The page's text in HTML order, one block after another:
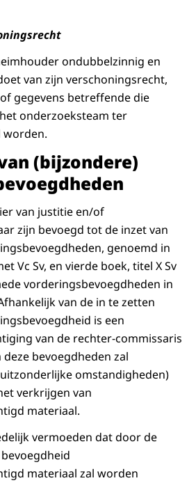
ondubbelzinnig en
van zijn verschoningsrecht,
gegevens betreffende die
onderzoeksteam ter
worden.
(bijzondere)
van justitie en/of
zijn bevoegd tot de inzet van
genoemd in
Vc Sv, en vierde boek, titel X Sv
vorderingsbevoegdheden in
van de in te zetten
is een
van de rechter-commissaris
bevoegdheden zal
omstandigheden)
verkrijgen van
materiaal.
vermoeden dat door de
materiaal zal worden